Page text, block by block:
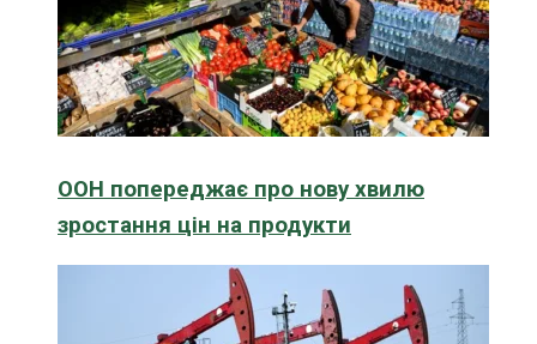
ООН попереджає про нову хвилю
зростання цін на продукти